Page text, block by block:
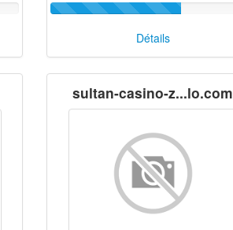
Détails
sultan-casino-z...lo.com